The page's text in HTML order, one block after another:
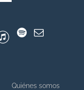
Quiénes somos